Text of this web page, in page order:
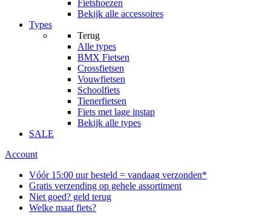
Fietshoezen
Bekijk alle accessoires
Types
Terug
Alle types
BMX Fietsen
Crossfietsen
Vouwfietsen
Schoolfiets
Tienerfietsen
Fiets met lage instap
Bekijk alle types
SALE
Account
Vóór 15:00 uur besteld = vandaag verzonden*
Gratis verzending op gehele assortiment
Niet goed? geld terug
Welke maat fiets?